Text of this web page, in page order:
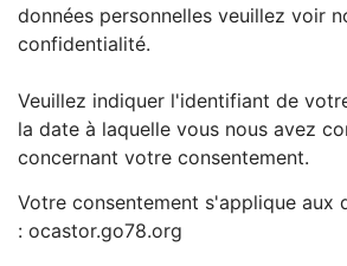
données personnelles veuillez voir
confidentialité.
Veuillez indiquer l'identifiant de
la date à laquelle vous nous avez
concernant votre consentement.
Votre consentement s'applique aux
: ocastor.go78.org